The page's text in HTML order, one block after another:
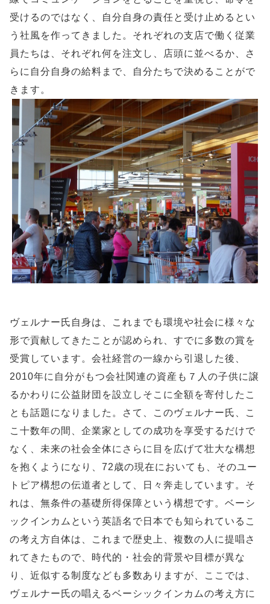
受けるのではなく、自分自身の責任と受け止めるとい
う社風を作ってきました。それぞれの支店で働く従業
員たちは、それぞれ何を注文し、店頭に並べるか、さ
らに自分自身の給料まで、自分たちで決めることがで
きます。
ヴェルナー氏自身は、これまでも環境や社会に様々な
形で貢献してきたことが認められ、すでに多数の賞を
受賞しています。会社経営の一線から引退した後、
2010年に自分がもつ会社関連の資産も７人の子供に譲
るかわりに公益財団を設立しそこに全額を寄付したこ
とも話題になりました。さて、このヴェルナー氏、こ
こ十数年の間、企業家としての成功を享受するだけで
なく、未来の社会全体にさらに目を広げて壮大な構想
を抱くようになり、72歳の現在においても、そのユー
トピア構想の伝道者として、日々奔走しています。そ
れは、無条件の基礎所得保障という構想です。ベーシ
ックインカムという英語名で日本でも知られているこ
の考え方自体は、これまで歴史上、複数の人に提唱さ
れてきたもので、時代的・社会的背景や目標が異な
り、近似する制度なども多数ありますが、ここでは、
ヴェルナー氏の唱えるベーシックインカムの考え方に